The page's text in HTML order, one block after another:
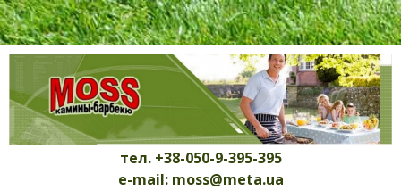
тел. +38-050-9-395-395
e-mail: moss@meta.ua